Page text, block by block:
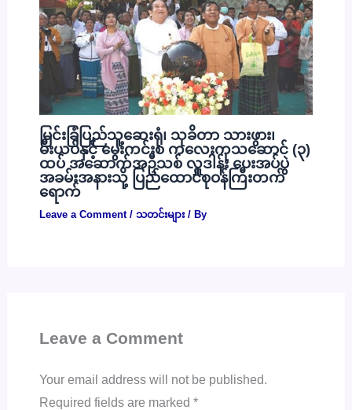
မြင်းခြံပြည်သူ့ဆေးရုံ၊ သုခိတာ သားဖွား၊
မီးယပ်နှင့် မွေးကင်းစ ကလေးကုသဆောင် (၃)
ထပ် အဆောက်အဦသစ် လှူဒါန်း ပေးအပ်ပွဲ
အခမ်းအနားသို့ ပြည်ထောင်စုဝန်ကြီးတက်
ရောက်
Leave a Comment / သတင်းများ/ By
Leave a Comment
Your email address will not be published.
Required fields are marked *